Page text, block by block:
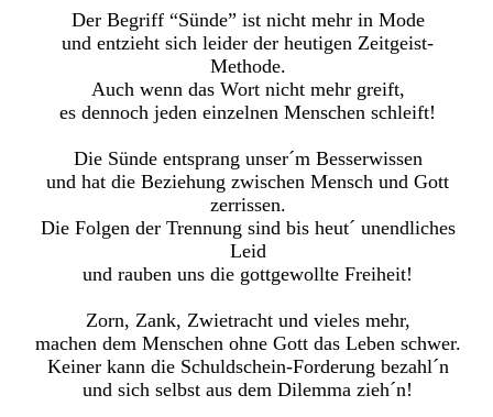
Der Begriff “Sünde” ist nicht mehr in Mode
und entzieht sich leider der heutigen Zeitgeist-
Methode.
Auch wenn das Wort nicht mehr greift,
es dennoch jeden einzelnen Menschen schleift!
Die Sünde entsprang unser´m Besserwissen
und hat die Beziehung zwischen Mensch und Gott
zerrissen.
Die Folgen der Trennung sind bis heut´ unendliches
Leid
und rauben uns die gottgewollte Freiheit!
Zorn, Zank, Zwietracht und vieles mehr,
machen dem Menschen ohne Gott das Leben schwer.
Keiner kann die Schuldschein-Forderung bezahl´n
und sich selbst aus dem Dilemma zieh´n!